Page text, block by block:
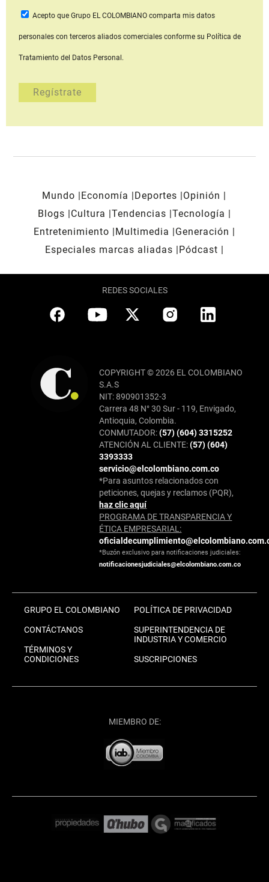
Acepto que Grupo EL COLOMBIANOcomparta mis datos
personales con terceros aliados comerciales conforme su Política de
Tratamiento del Datos Personal.
Mundo Economía Deportes
Opinión
Blogs
Cultura Tendencias Tecnología
Entretenimiento
Multimedia
Generación
Especiales marcas aliadas
Pódcast
REDES SOCIALES
COPYRIGHT © 2026 EL COLOMBIANO
S.A.S
NIT: 890901352-3
Carrera 48 N° 30 Sur - 119, Envigado,
Antioquia, Colombia.
CONMUTADOR:(57) (604) 3315252
ATENCIÓN AL CLIENTE:(57) (604)
3393333
servicio@elcolombiano.com.co
*Para asuntos relacionados con
peticiones, quejas y reclamos (PQR),
haz clic aquí
PROGRAMA DE TRANSPARENCIA Y
ÉTICA EMPRESARIAL:
*Buzón exclusivo para notificaciones judiciales:
notificacionesjudiciales@elcolombiano.com.co
GRUPO EL COLOMBIANO
CONTÁCTANOS
TÉRMINOS Y
CONDICIONES
POLÍTICA DE PRIVACIDAD
SUPERINTENDENCIA DE
INDUSTRIA Y COMERCIO
SUSCRIPCIONES
MIEMBRO DE: